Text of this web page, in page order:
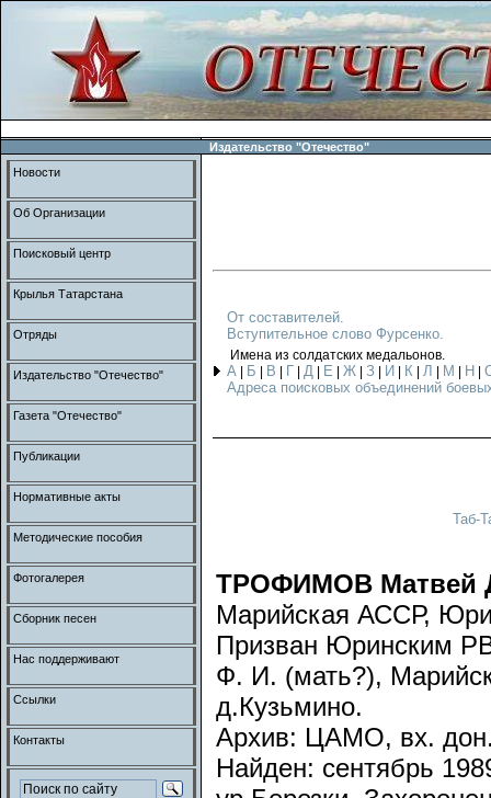
Издательство "Отечество"
От составителей.
Вступительное слово Фурсенко.
Имена из солдатских медальонов.
А Б В Г Д Е Ж З И К Л М Н
Адреса поисковых объединений
Таб-
ТРОФИМОВ Матвей
Марийская АССР,
Призван Юринским
Ф. И. (мать?),
д.Кузьмино.
Архив: ЦАМО, вх. дон.
Найден: сентябрь
Новости
Об Организации
Поисковый центр
Крылья Татарстана
Отряды
Издательство "Отечество"
Газета "Отечество"
Публикации
Нормативные акты
Методические пособия
Фотогалерея
Сборник песен
Нас поддерживают
Ссылки
Контакты